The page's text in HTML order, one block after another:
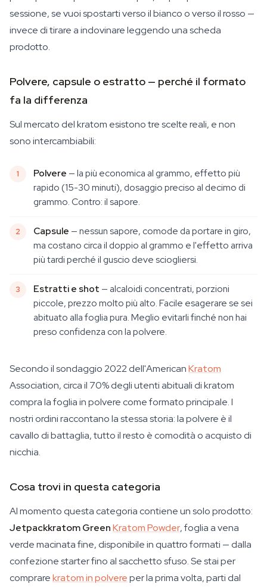
sessione, se vuoi spostarti verso il bianco o verso il rosso —
invece di tirare a indovinare leggendo una scheda
prodotto.
Polvere, capsule o estratto — perché il formato
fa la differenza
Sul mercato del kratom esistono tre scelte reali, e non
sono intercambiabili:
Polvere — la più economica al grammo, effetto più
rapido (15-30 minuti), dosaggio preciso al decimo di
grammo. Contro: il sapore.
Capsule — nessun sapore, comode da portare in giro,
ma costano circa il doppio al grammo e l'effetto arriva
più tardi perché il guscio deve sciogliersi.
Estratti e shot — alcaloidi concentrati, porzioni
piccole, prezzo molto più alto. Facile esagerare se sei
abituato alla foglia pura. Meglio evitarli finché non hai
preso confidenza con la polvere.
Secondo il sondaggio 2022 dell'AmericanKratom
Association, circa il 70% degli utenti abituali di kratom
compra la foglia in polvere come formato principale. I
nostri ordini raccontano la stessa storia: la polvere è il
cavallo di battaglia, tutto il resto è comodità o acquisto di
nicchia.
Cosa trovi in questa categoria
Al momento questa categoria contiene un solo prodotto:
Jetpackkratom GreenKratom Powder, foglia a vena
verde macinata fine, disponibile in quattro formati — dalla
confezione starter fino al sacchetto sfuso. Se stai per
comprarekratom in polvereper la prima volta, parti dal